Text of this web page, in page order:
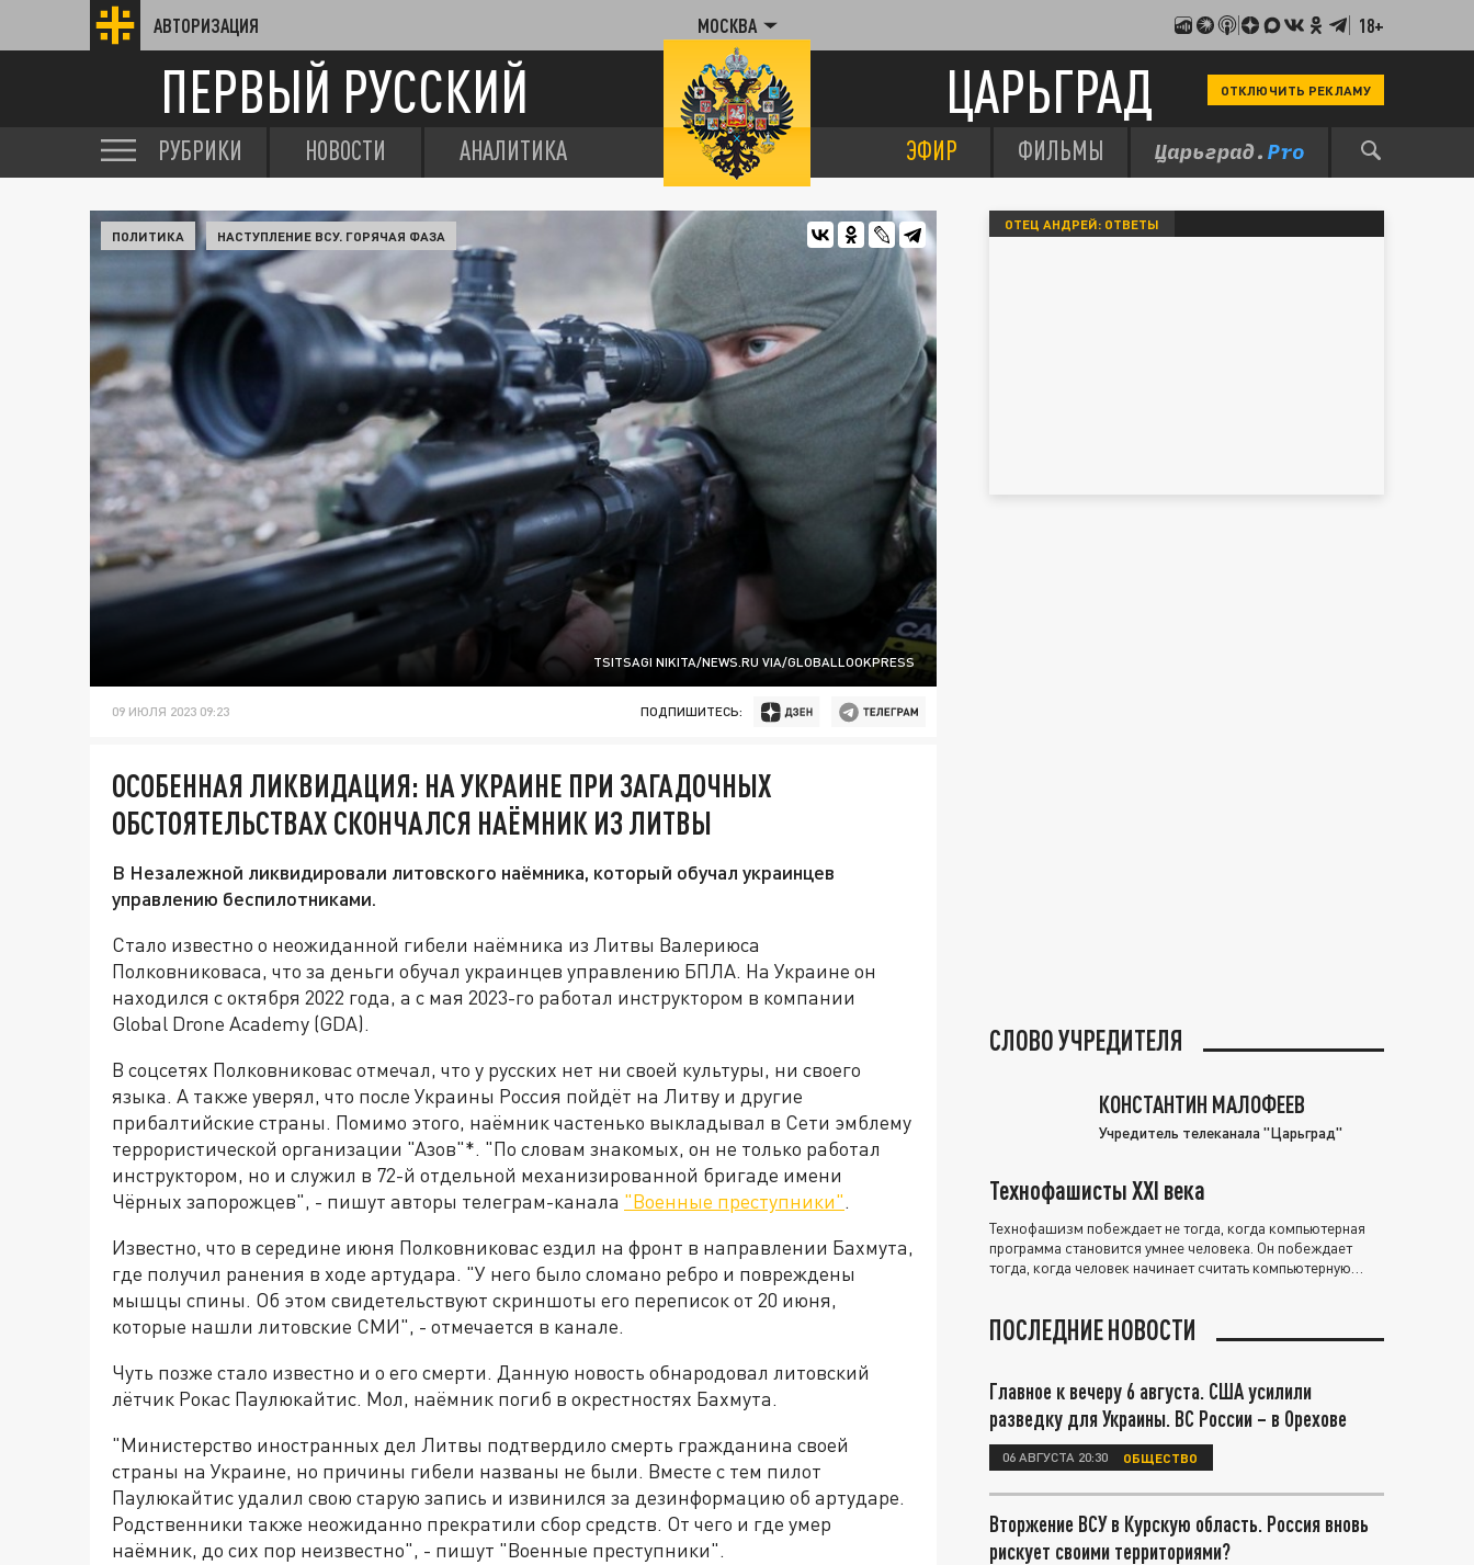
АВТОРИЗАЦИЯ МОСКВА 18+
ПЕРВЫЙ РУССКИЙ ЦАРЬГРАД ОТКЛЮЧИТЬ РЕКЛАМУ
РУБРИКИ НОВОСТИ АНАЛИТИКА ЭФИР ФИЛЬМЫ
TSITSAGI NIKITA/NEWS.RU VIA/GLOBALLOOKPRESS
ПОЛИТИКА НАСТУПЛЕНИЕ ВСУ. ГОРЯЧАЯ ФАЗА
09 ИЮЛЯ 2023 09:23 ПОДПИШИТЕСЬ:
ОСОБЕННАЯ ЛИКВИДАЦИЯ: НА УКРАИНЕ ПРИ ЗАГАДОЧНЫХ
ОБСТОЯТЕЛЬСТВАХ СКОНЧАЛСЯ НАЁМНИК ИЗ ЛИТВЫ
В Незалежной ликвидировали литовского наёмника, который обучал украинцев
управлению беспилотниками.
Стало известно о неожиданной гибели наёмника из Литвы Валериюса
Полковниковаса, что за деньги обучал украинцев управлению БПЛА. На Украине он
находился с октября 2022 года, а с мая 2023-го работал инструктором в компании
Global Drone Academy (GDA).
В соцсетях Полковниковас отмечал, что у русских нет ни своей культуры, ни своего
языка. А также уверял, что после Украины Россия пойдёт на Литву и другие
прибалтийские страны. Помимо этого, наёмник частенько выкладывал в Сети эмблему
террористической организации "Азов"*. "По словам знакомых, он не только работал
инструктором, но и служил в 72-й отдельной механизированной бригаде имени
Чёрных запорожцев", - пишут авторы телеграм-канала "Военные преступники".
Известно, что в середине июня Полковниковас ездил на фронт в направлении Бахмута,
где получил ранения в ходе артудара. "У него было сломано ребро и повреждены
мышцы спины. Об этом свидетельствуют скриншоты его переписок от 20 июня,
которые нашли литовские СМИ", - отмечается в канале.
Чуть позже стало известно и о его смерти. Данную новость обнародовал литовский
лётчик Рокас Паулюкайтис. Мол, наёмник погиб в окрестностях Бахмута.
"Министерство иностранных дел Литвы подтвердило смерть гражданина своей
страны на Украине, но причины гибели названы не были. Вместе с тем пилот
Паулюкайтис удалил свою старую запись и извинился за дезинформацию об артударе.
Родственники также неожиданно прекратили сбор средств. От чего и где умер
наёмник, до сих пор неизвестно", - пишут "Военные преступники".
ОТЕЦ АНДРЕЙ: ОТВЕТЫ
СЛОВО УЧРЕДИТЕЛЯ
КОНСТАНТИН МАЛОФЕЕВ
Учредитель телеканала "Царьград"
Технофашисты XXI века
Технофашизм побеждает не тогда, когда компьютерная
программа становится умнее человека. Он побеждает
тогда, когда человек начинает считать компьютерную
ПОСЛЕДНИЕ НОВОСТИ
Главное к вечеру 6 августа. США усилили
разведку для Украины. ВС России – в Орехове
06 АВГУСТА 20:30 ОБЩЕСТВО
Вторжение ВСУ в Курскую область. Россия вновь
рискует своими территориями?